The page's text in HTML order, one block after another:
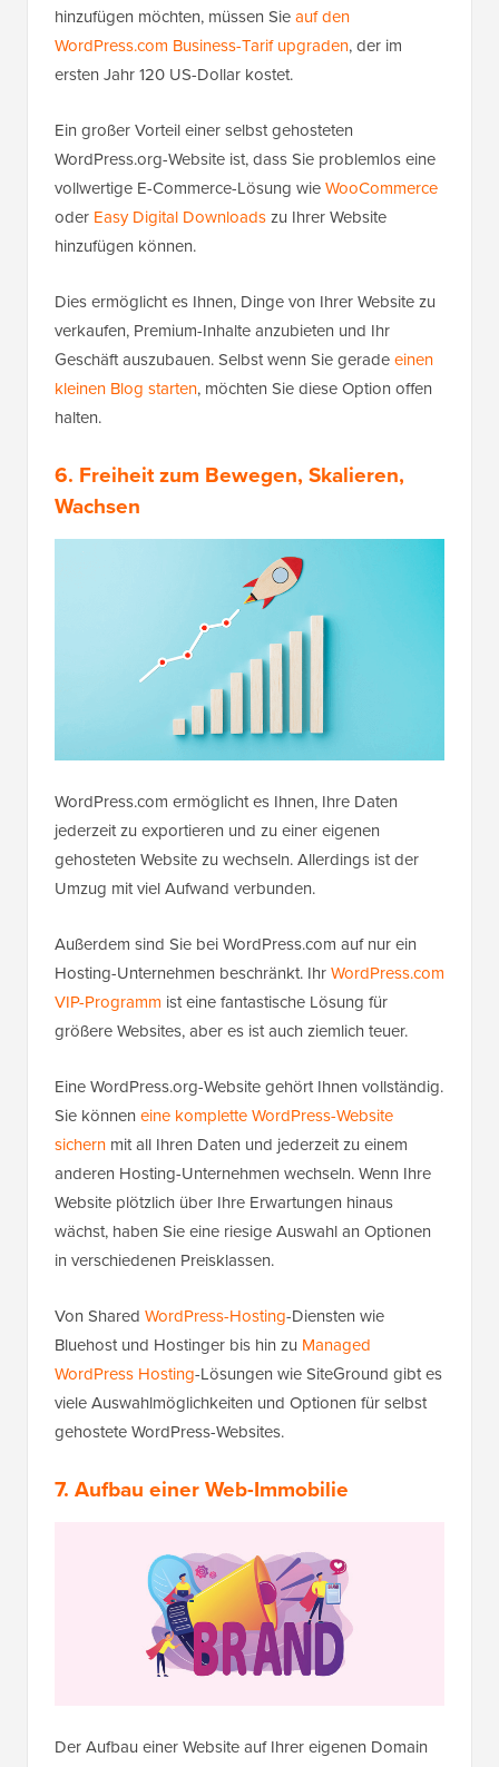
hinzufügen möchten, müssen Sieauf den
WordPress.com Business-Tarif upgraden, der im
ersten Jahr 120 US-Dollar kostet.
Ein großer Vorteil einer selbst gehosteten
WordPress.org-Website ist, dass Sie problemlos eine
vollwertige E-Commerce-Lösung wieWooCommerce
oder Easy Digital Downloadszu Ihrer Website
hinzufügen können.
Dies ermöglicht es Ihnen, Dinge von Ihrer Website zu
verkaufen, Premium-Inhalte anzubieten und Ihr
Geschäft auszubauen. Selbst wenn Sie geradeeinen
kleinen Blog starten, möchten Sie diese Option offen
halten.
6. Freiheit zum Bewegen, Skalieren,
Wachsen
WordPress.com ermöglicht es Ihnen, Ihre Daten
jederzeit zu exportieren und zu einer eigenen
gehosteten Website zu wechseln. Allerdings ist der
Umzug mit viel Aufwand verbunden.
Außerdem sind Sie bei WordPress.com auf nur ein
Hosting-Unternehmen beschränkt. IhrWordPress.com
VIP-Programm ist eine fantastische Lösung für
größere Websites, aber es ist auch ziemlich teuer.
Eine WordPress.org-Website gehört Ihnen vollständig.
Sie können eine komplette WordPress-Website
sichern mit all Ihren Daten und jederzeit zu einem
anderen Hosting-Unternehmen wechseln. Wenn Ihre
Website plötzlich über Ihre Erwartungen hinaus
wächst, haben Sie eine riesige Auswahl an Optionen
in verschiedenen Preisklassen.
Von Shared WordPress-Hosting-Diensten wie
Bluehost und Hostinger bis hin zu Managed
WordPress Hosting-Lösungen wie SiteGround gibt es
viele Auswahlmöglichkeiten und Optionen für selbst
gehostete WordPress-Websites.
7. Aufbau einer Web-Immobilie
Der Aufbau einer Website auf Ihrer eigenen Domain